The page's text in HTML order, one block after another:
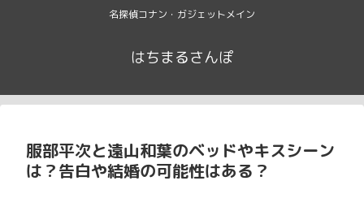
名探偵コナン・ガジェットメイン
はちまるさんぽ
服部平次と遠山和葉のベッドやキスシーン
は？告白や結婚の可能性はある？